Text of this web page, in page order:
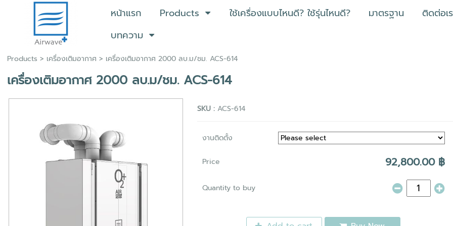
หน้าแรก Products ใช้เครื่องแบบไหนดี? ใช้รุ่นไหนดี? มาตรฐาน ติดต่อเ
บทความ
Products > เครื่องเติมอากาศ > เครื่องเติมอากาศ 2000 ลบ.ม/ชม. ACS-614
เครื่องเติมอากาศ 2000 ลบ.ม/ชม. ACS-614
SKU : ACS-614
งานติดตั้ง
Price 92,800.00 ฿
Quantity to buy